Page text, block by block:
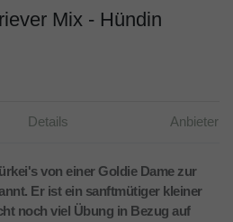
Mix - Hündin
Details Anbieter
von einer Goldie Dame zur
Er ist ein sanftmütiger kleiner
noch viel Übung in Bezug auf